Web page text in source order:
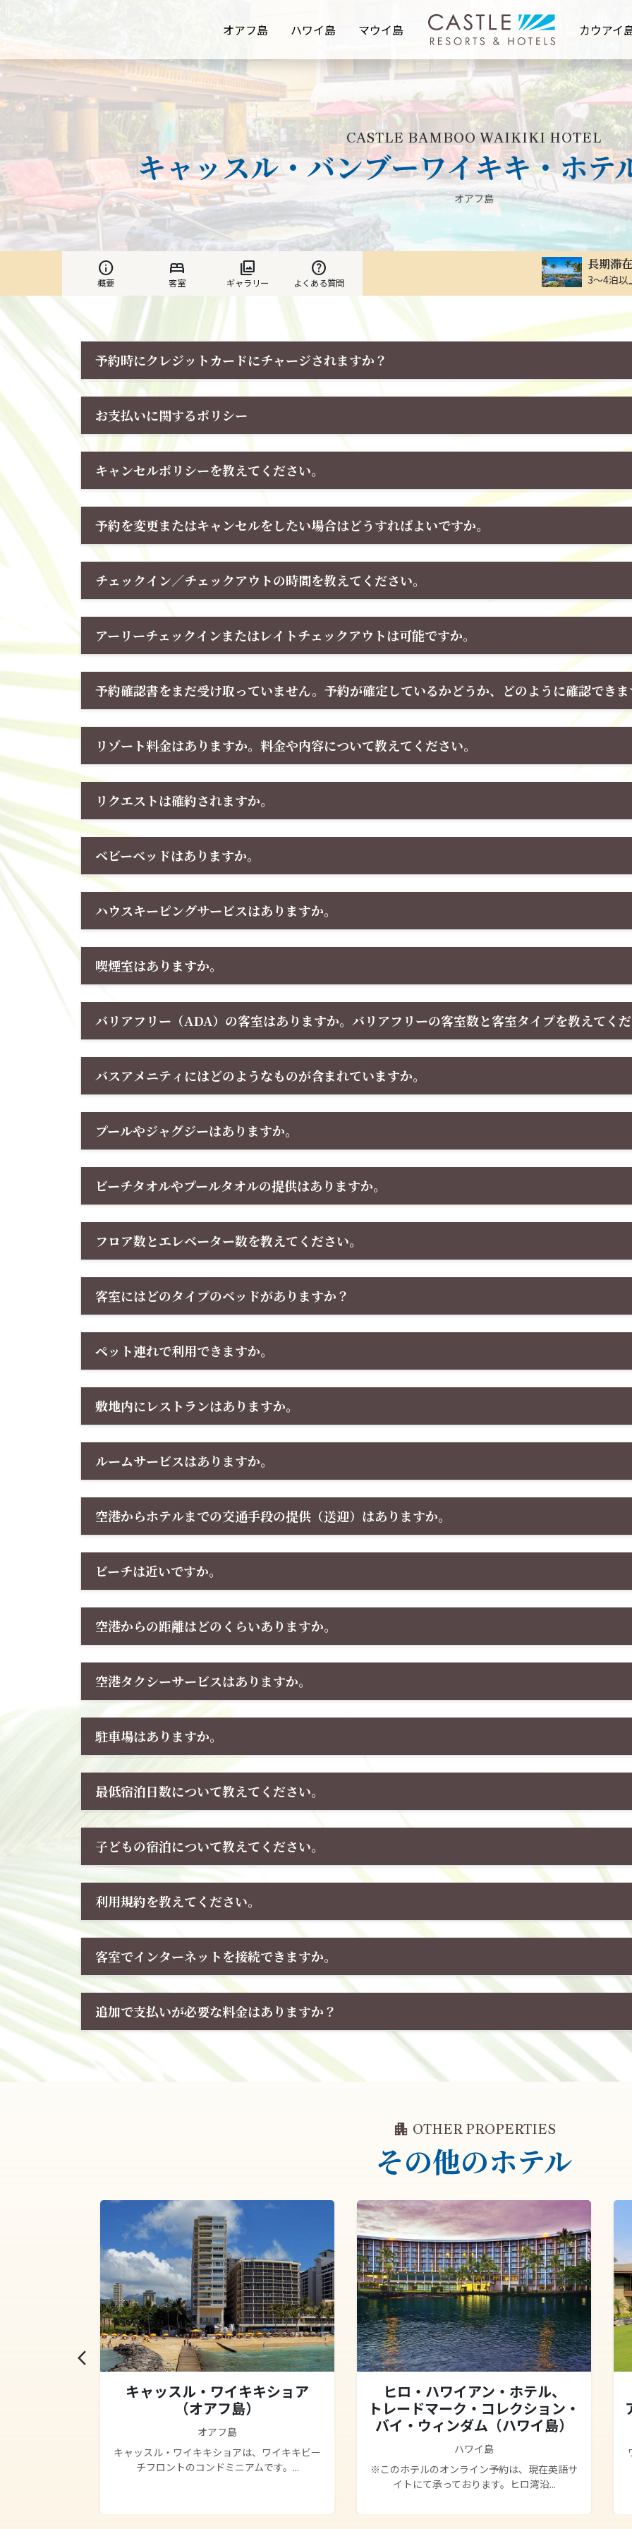
オアフ島 ハワイ島 マウイ島 カウアイ
CASTLE BAMBOO WAIKIKI HOTEL
キャッスル・バンブーワイキキ・ホテ
オアフ島
info
概要
bed
客室
photo_library
ギャラリー
help
よくある質問
長期滞
3～4泊
予約時にクレジットカードにチャージされますか？
お支払いに関するポリシー
キャンセルポリシーを教えてください。
予約を変更またはキャンセルをしたい場合はどうすればよいですか。
チェックイン／チェックアウトの時間を教えてください。
アーリーチェックインまたはレイトチェックアウトは可能ですか。
予約確認書をまだ受け取っていません。予約が確定しているかどうか、どのように確認でき
リゾート料金はありますか。料金や内容について教えてください。
リクエストは確約されますか。
ベビーベッドはありますか。
ハウスキーピングサービスはありますか。
喫煙室はありますか。
バリアフリー（ADA）の客室はありますか。バリアフリーの客室数と客室タイプを教えてく
バスアメニティにはどのようなものが含まれていますか。
プールやジャグジーはありますか。
ビーチタオルやプールタオルの提供はありますか。
フロア数とエレベーター数を教えてください。
客室にはどのタイプのベッドがありますか？
ペット連れで利用できますか。
敷地内にレストランはありますか。
ルームサービスはありますか。
空港からホテルまでの交通手段の提供（送迎）はありますか。
ビーチは近いですか。
空港からの距離はどのくらいありますか。
空港タクシーサービスはありますか。
駐車場はありますか。
最低宿泊日数について教えてください。
子どもの宿泊について教えてください。
利用規約を教えてください。
客室でインターネットを接続できますか。
追加で支払いが必要な料金はありますか？
apartment OTHER PROPERTIES
その他のホテル
arrow_back_ios
キャッスル・ワイキキショア
（オアフ島）
オアフ島
キャッスル・ワイキキショアは、ワイキキビー
チフロントのコンドミニアムです。...
ヒロ・ハワイアン・ホテル、
トレードマーク・コレクション・
バイ・ウィンダム（ハワイ島）
ハワイ島
※このホテルのオンライン予約は、現在英語サ
イトにて承っております。ヒロ湾沿...